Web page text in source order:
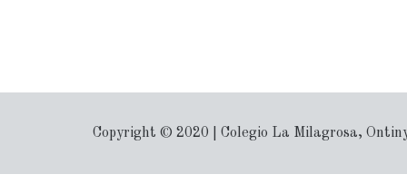
Copyright © 2020 | Colegio La Milagrosa,